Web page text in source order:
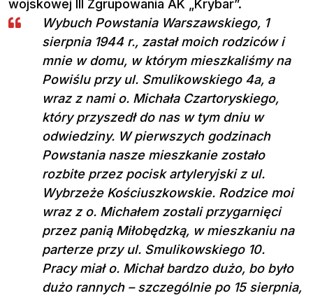
wojskowej III Zgrupowania AK „Krybar”.
Wybuch Powstania Warszawskiego, 1
sierpnia 1944 r., zastał moich rodziców i
mnie w domu, w którym mieszkaliśmy na
Powiślu przy ul. Smulikowskiego 4a, a
wraz z nami o. Michała Czartoryskiego,
który przyszedł do nas w tym dniu w
odwiedziny. W pierwszych godzinach
Powstania nasze mieszkanie zostało
rozbite przez pocisk artyleryjski z ul.
Wybrzeże Kościuszkowskie. Rodzice moi
wraz z o. Michałem zostali przygarnięci
przez panią Miłobędzką, w mieszkaniu na
parterze przy ul. Smulikowskiego 10.
Pracy miał o. Michał bardzo dużo, bo było
dużo rannych – szczególnie po 15 sierpnia,